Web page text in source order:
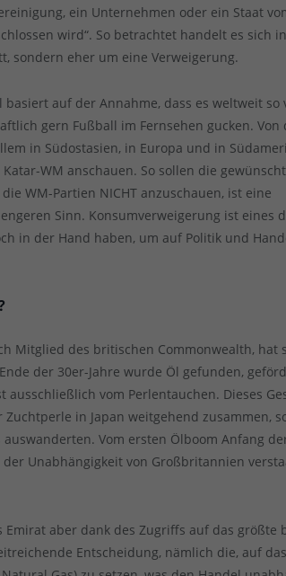
ein Unternehmen oder ein Staat
wird“. So betrachtet handelt es sich in
sondern eher um eine Verweigerung.
auf der Annahme, dass es weltweit so
gern Fußball im Fernsehen gucken. Von
in Südostasien, in Europa und in
WM anschauen. So sollen die
WM-Partien NICHT anzuschauen, ist eine
Sinn. Konsumverweigerung ist eines
in der Hand haben, um auf Politik und
Mitglied des britischen Commonwealth, hat
der 30er-Jahre wurde Öl gefunden,
vom Perlentauchen. Dieses
in Japan weitgehend zusammen,
Vom ersten Ölboom Anfang
Unabhängigkeit von Großbritannien
aber dank des Zugriffs auf das größte
Entscheidung, nämlich die, auf das